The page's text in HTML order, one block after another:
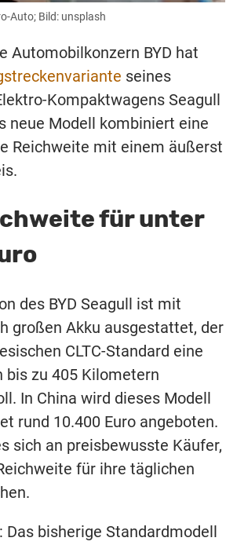
Auto; Bild: unsplash
Automobilkonzern BYD hat
seines
Kompaktwagens Seagull
neue Modell kombiniert eine
Reichweite mit einem äußerst
für unter
des BYD Seagull ist mit
großen Akku ausgestattet, der
CLTC-Standard eine
bis zu 405 Kilometern
In China wird dieses Modell
rund 10.400 Euro angeboten.
sich an preisbewusste Käufer,
für ihre täglichen
Das bisherige Standardmodell